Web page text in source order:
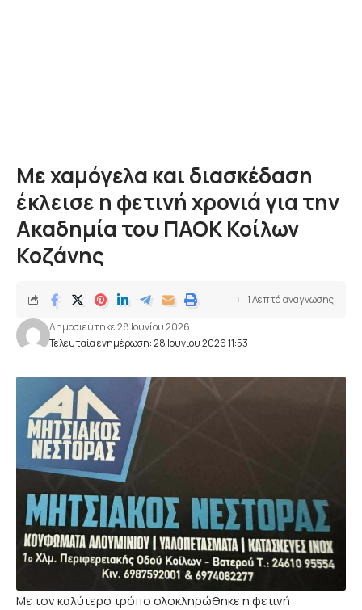
Με χαμόγελα και διασκέδαση
έκλεισε η φετινή χρονιά για την
Ακαδημία του ΠΑΟΚ Κοίλων
Κοζάνης
Τελευταία ενημέρωση: 28 Ιουνίου 2026 11:53
Δημοσιεύτηκε 28 Ιουνίου 2026
1 Λεπτά αναγνωσης
Με τον καλύτερο τρόπο ολοκληρώθηκε η φετινή